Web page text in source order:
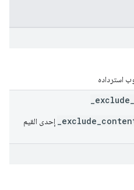
استرداده
إحدى القيم